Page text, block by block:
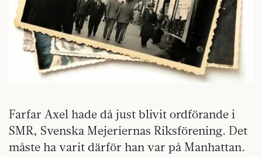
Farfar Axel hade då just blivit ordförande i
SMR, Svenska Mejeriernas Riksförening. Det
måste ha varit därför han var på Manhattan.